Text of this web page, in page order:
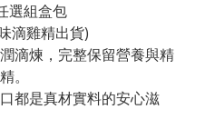
選組盒包
滴雞精出貨)
滴煉，完整保留營養與精
。
都是真材實料的安心滋